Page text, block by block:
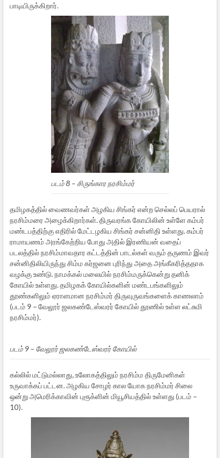
பாடியிருக்கிறார்.
படம் 8 – சிருங்கார நரசிம்மர்
தமிழகத்தில் வைணவர்கள் அழகிய சிங்கர் என்ற செல்லப் பெயரால்
நரசிம்மரை அழைக்கிறார்கள். திருவரங்க கோயிலின் உள்ளே கம்பர்
மண்டபத்திற்கு எதிரில் மேட்டழகிய சிங்கர் சன்னிதி உள்ளது. கம்பர்
ராமாயணம் அரங்கேற்றிய போது அதில் இரணியன் வதைப்
படலத்தில் நரசிம்மாவதார கட்டத்தின் பாடல்கள் வரும் தருணம் இவர்
சன்னிதிலியிருந்து சிம்ம கர்ஜனை புரிந்து அதை அங்கீகரித்ததாக
வழக்கு உண்டு. நாமக்கல் மலையில் நரசிம்மருக்கென்று தனிக்
கோயில் உள்ளது. தமிழகக் கோயில்களின் மண்டபங்களிலும்
தூண்களிலும் ஏராளமான நரசிம்மர் திருவுருவங்களைக் காணலாம்
(படம் 9 – வேலூர் ஜலகண்டேஸ்வரர் கோயில் தூணில் உள்ள லட்சுமி
நரசிம்மர்).
படம் 9 – வேலூர் ஜலகண்டேஸ்வரர் கோயில்
கல்லில் மட்டுமல்லாது, உலோகத்திலும் நரசிம்ம திருமேனிகள்
உருவாக்கப் பட்டன. அழகிய சோழர் கால யோக நரசிம்மர் சிலை
ஒன்று அமெரிக்காவின் புரூக்ளின் மியூசியத்தில் உள்ளது (படம் –
10).